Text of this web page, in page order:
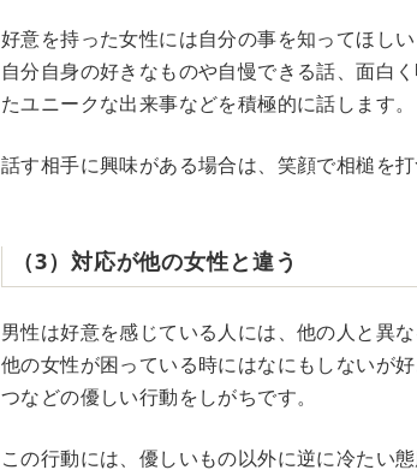
好意を持った女性には自分の事を知ってほし
自分自身の好きなものや自慢できる話、面白
たユニークな出来事などを積極的に話します。
話す相手に興味がある場合は、笑顔で相槌を
（3）対応が他の女性と違う
男性は好意を感じている人には、他の人と異な
他の女性が困っている時にはなにもしないが
つなどの優しい行動をしがちです。
この行動には、優しいもの以外に逆に冷たい